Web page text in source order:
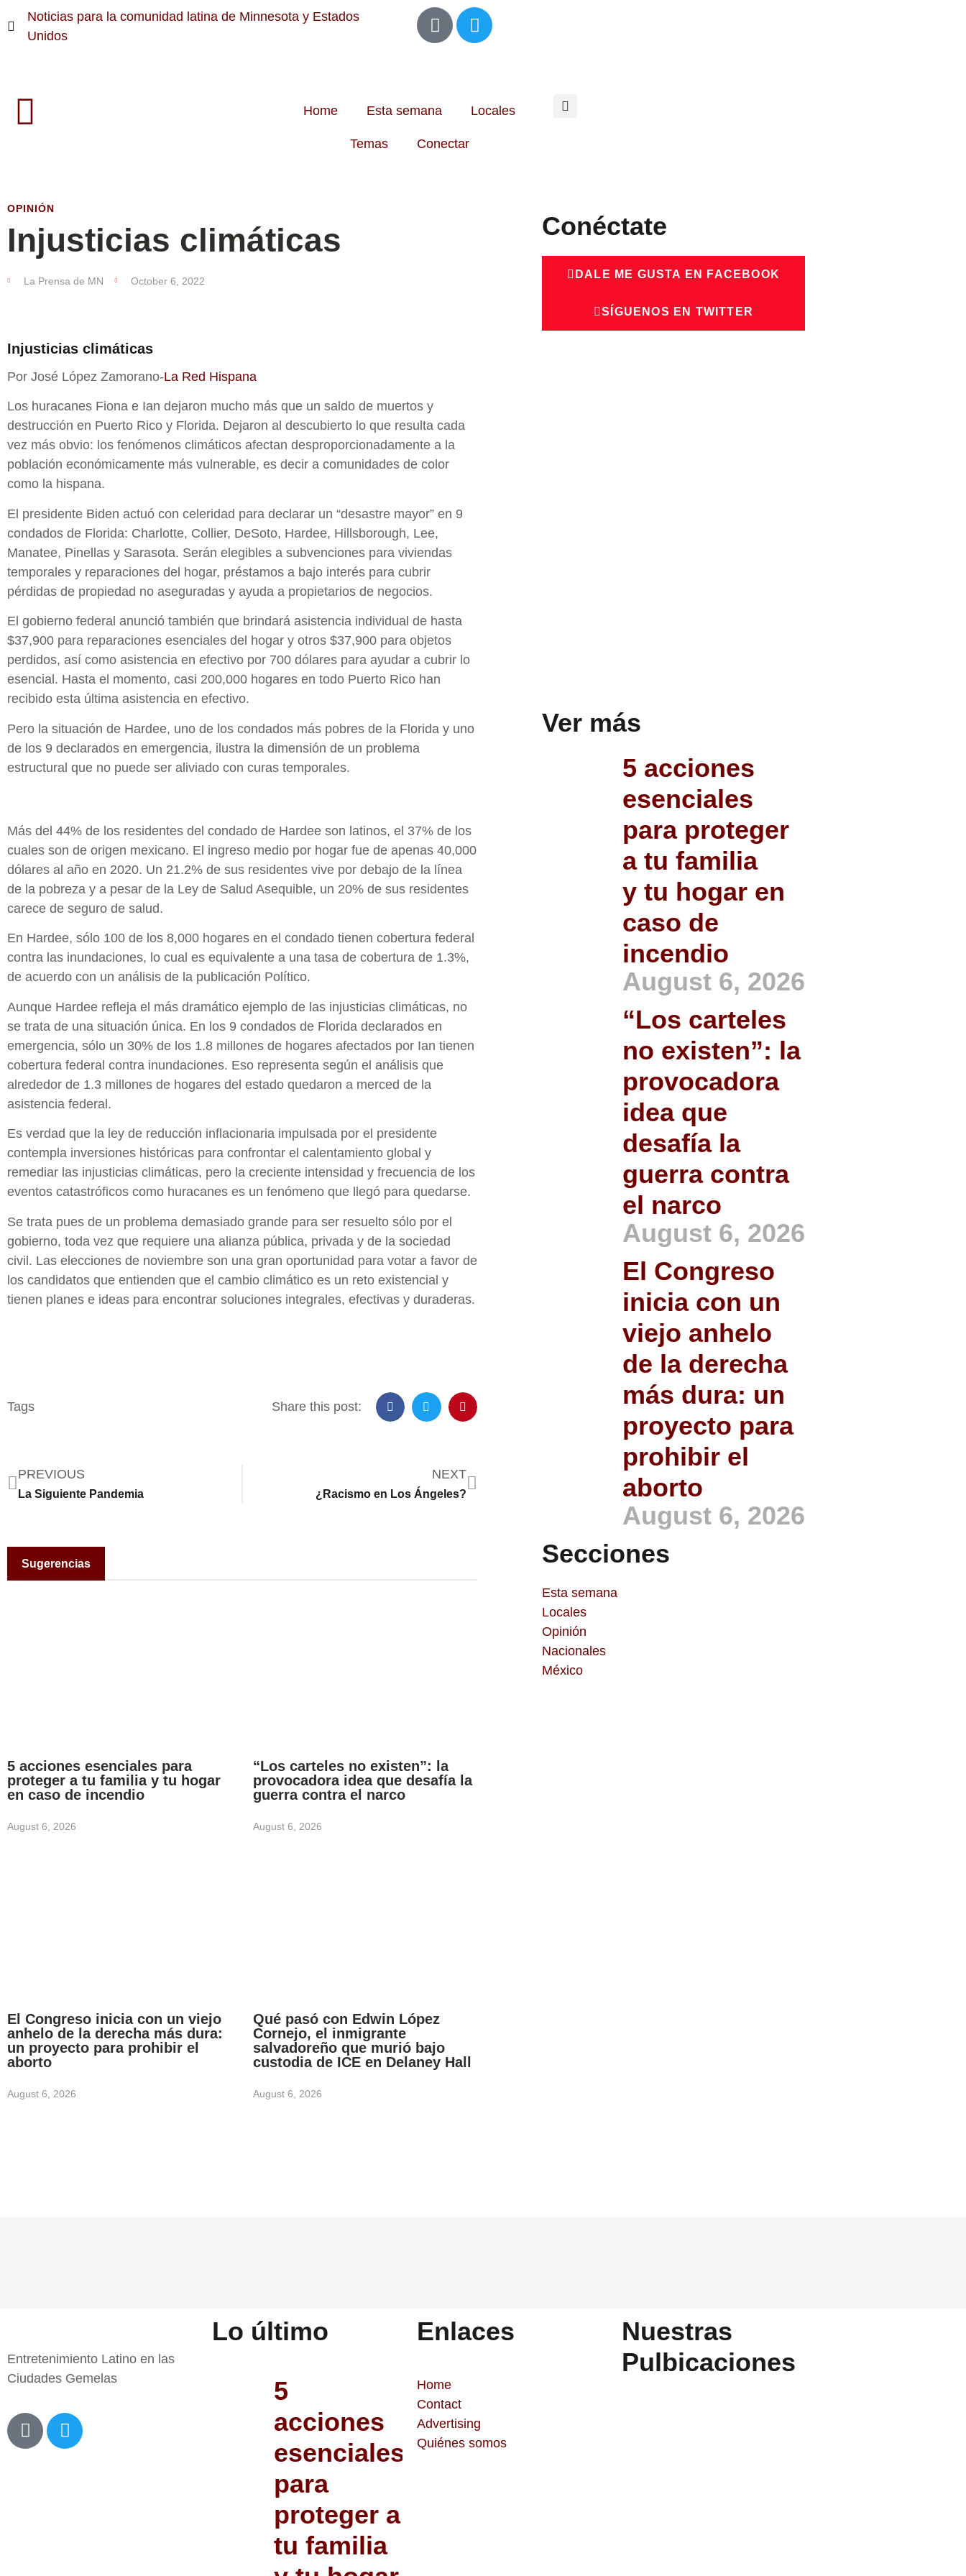
Noticias para la comunidad latina de Minnesota y Estados
Unidos
Home Esta semana Locales
Temas Conectar
OPINIÓN
Injusticias climáticas
La Prensa de MN October 6, 2022
Injusticias climáticas
Por José López Zamorano-La Red Hispana
Los huracanes Fiona e Ian dejaron mucho más que un saldo de muertos y
destrucción en Puerto Rico y Florida. Dejaron al descubierto lo que resulta cada
vez más obvio: los fenómenos climáticos afectan desproporcionadamente a la
población económicamente más vulnerable, es decir a comunidades de color
como la hispana.
El presidente Biden actuó con celeridad para declarar un “desastre mayor” en 9
condados de Florida: Charlotte, Collier, DeSoto, Hardee, Hillsborough, Lee,
Manatee, Pinellas y Sarasota. Serán elegibles a subvenciones para viviendas
temporales y reparaciones del hogar, préstamos a bajo interés para cubrir
pérdidas de propiedad no aseguradas y ayuda a propietarios de negocios.
El gobierno federal anunció también que brindará asistencia individual de hasta
$37,900 para reparaciones esenciales del hogar y otros $37,900 para objetos
perdidos, así como asistencia en efectivo por 700 dólares para ayudar a cubrir lo
esencial. Hasta el momento, casi 200,000 hogares en todo Puerto Rico han
recibido esta última asistencia en efectivo.
Pero la situación de Hardee, uno de los condados más pobres de la Florida y uno
de los 9 declarados en emergencia, ilustra la dimensión de un problema
estructural que no puede ser aliviado con curas temporales.
Más del 44% de los residentes del condado de Hardee son latinos, el 37% de los
cuales son de origen mexicano. El ingreso medio por hogar fue de apenas 40,000
dólares al año en 2020. Un 21.2% de sus residentes vive por debajo de la línea
de la pobreza y a pesar de la Ley de Salud Asequible, un 20% de sus residentes
carece de seguro de salud.
En Hardee, sólo 100 de los 8,000 hogares en el condado tienen cobertura federal
contra las inundaciones, lo cual es equivalente a una tasa de cobertura de 1.3%,
de acuerdo con un análisis de la publicación Político.
Aunque Hardee refleja el más dramático ejemplo de las injusticias climáticas, no
se trata de una situación única. En los 9 condados de Florida declarados en
emergencia, sólo un 30% de los 1.8 millones de hogares afectados por Ian tienen
cobertura federal contra inundaciones. Eso representa según el análisis que
alrededor de 1.3 millones de hogares del estado quedaron a merced de la
asistencia federal.
Es verdad que la ley de reducción inflacionaria impulsada por el presidente
contempla inversiones históricas para confrontar el calentamiento global y
remediar las injusticias climáticas, pero la creciente intensidad y frecuencia de los
eventos catastróficos como huracanes es un fenómeno que llegó para quedarse.
Se trata pues de un problema demasiado grande para ser resuelto sólo por el
gobierno, toda vez que requiere una alianza pública, privada y de la sociedad
civil. Las elecciones de noviembre son una gran oportunidad para votar a favor de
los candidatos que entienden que el cambio climático es un reto existencial y
tienen planes e ideas para encontrar soluciones integrales, efectivas y duraderas.
Tags Share this post:
PREVIOUS
La Siguiente Pandemia
NEXT
¿Racismo en Los Ángeles?
Sugerencias
5 acciones esenciales para
proteger a tu familia y tu hogar
en caso de incendio
August 6, 2026
“Los carteles no existen”: la
provocadora idea que desafía la
guerra contra el narco
August 6, 2026
El Congreso inicia con un viejo
anhelo de la derecha más dura:
un proyecto para prohibir el
aborto
August 6, 2026
Qué pasó con Edwin López
Cornejo, el inmigrante
salvadoreño que murió bajo
custodia de ICE en Delaney Hall
August 6, 2026
Conéctate
DALE ME GUSTA EN FACEBOOK
SÍGUENOS EN TWITTER
Ver más
5 acciones
esenciales
para proteger
a tu familia
y tu hogar en
caso de
incendio
August 6, 2026
“Los carteles
no existen”: la
provocadora
idea que
desafía la
guerra contra
el narco
August 6, 2026
El Congreso
inicia con un
viejo anhelo
de la derecha
más dura: un
proyecto para
prohibir el
aborto
August 6, 2026
Secciones
Esta semana
Locales
Opinión
Nacionales
México
Entretenimiento Latino en las
Ciudades Gemelas
Lo último
5
acciones
esenciales
para
proteger a
tu familia
Enlaces
Home
Contact
Advertising
Quiénes somos
Nuestras
Pulbicaciones